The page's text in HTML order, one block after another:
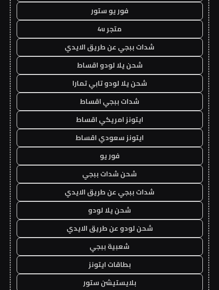
فور يو ستور
متجر 4u
شدات ببجي عن طريق الايدي
شحن يلا لودو اقساط
شحن يلا لودو تابي تمارا
شدات ببجي اقساط
ايتونز امريكي اقساط
ايتونز سعودي اقساط
فور يو
شحن شدات ببجي
شدات ببجي عن طريق الايدي
شحن يلا لودو
شحن لودو عن طريق الايدي
شعبية ببجي
بطاقات ايتونز
بلايستيشن ستور